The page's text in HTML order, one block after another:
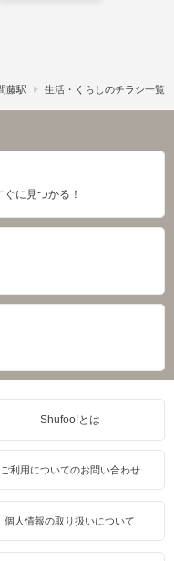
藤駅 生活・くらしのチラシ一覧
に見つかる！
Shufoo!とは
ご利用についてのお問い合わせ
個人情報の取り扱いについて